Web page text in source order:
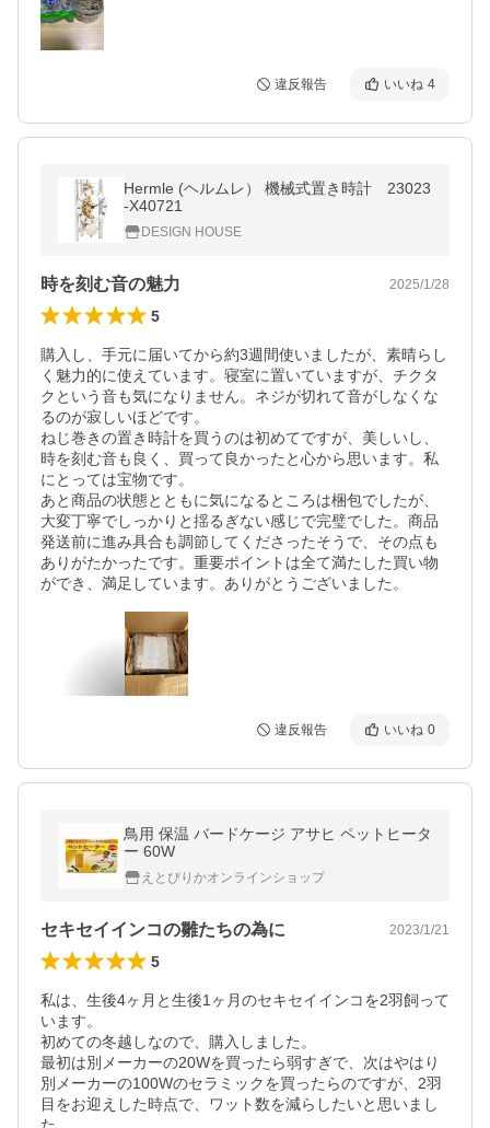
違反報告 いいね 4
Hermle (ヘルムレ） 機械式置き時計 23023
-X40721
DESIGN HOUSE
時を刻む音の魅力 2025/1/28
5
購入し、手元に届いてから約3週間使いましたが、素晴らし
く魅力的に使えています。寝室に置いていますが、チクタ
クという音も気になりません。ネジが切れて音がしなくな
るのが寂しいほどです。
ねじ巻きの置き時計を買うのは初めてですが、美しいし、
時を刻む音も良く、買って良かったと心から思います。私
にとっては宝物です。
あと商品の状態とともに気になるところは梱包でしたが、
大変丁寧でしっかりと揺るぎない感じで完璧でした。商品
発送前に進み具合も調節してくださったそうで、その点も
ありがたかったです。重要ポイントは全て満たした買い物
ができ、満足しています。ありがとうございました。
違反報告 いいね 0
鳥用 保温 バードケージ アサヒ ペットヒータ
ー 60W
えとぴりかオンラインショップ
セキセイインコの雛たちの為に 2023/1/21
5
私は、生後4ヶ月と生後1ヶ月のセキセイインコを2羽飼って
います。
初めての冬越しなので、購入しました。
最初は別メーカーの20Wを買ったら弱すぎで、次はやはり
別メーカーの100Wのセラミックを買ったらのですが、2羽
目をお迎えした時点で、ワット数を減らしたいと思いまし